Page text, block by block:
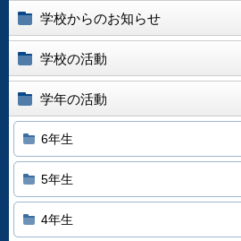
学校からのお知らせ
学校の活動
学年の活動
6年生
5年生
4年生